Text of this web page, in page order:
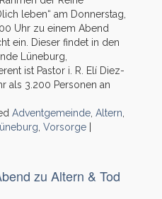
leben“ am Donnerstag,
Uhr zu einem Abend
ein. Dieser findet in den
Lüneburg,
ist Pastor i. R. Elí Diez-
als 3.200 Personen an
Adventgemeinde Altern
Lüneburg Vorsorge
zu Altern & Tod